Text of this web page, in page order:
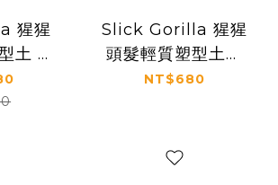
猩猩
土 (
)
Slick Gorilla 猩猩
頭髮輕質塑型土（
Light Work ）
NT$680